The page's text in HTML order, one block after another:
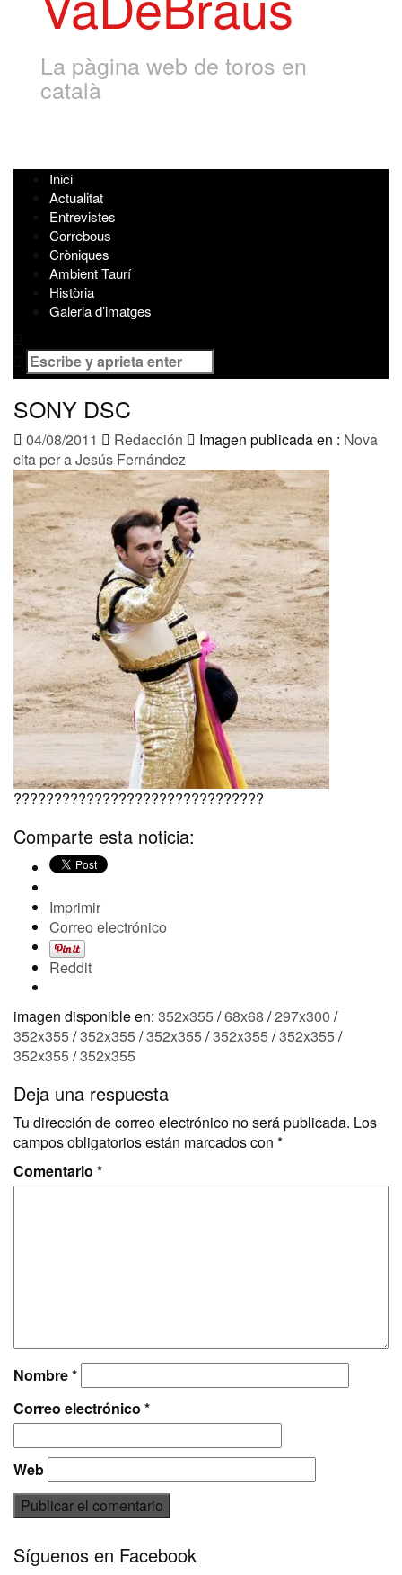
La pàgina web de toros en
català
Inici
Actualitat
Entrevistes
Correbous
Cròniques
Ambient Taurí
Història
Galeria d’imatges
Buscar
por:
SONY DSC
04/08/2011 Redacción Imagen publicada en : Nova
cita per a Jesús Fernández
???????????????????????????????
Comparte esta noticia:
Imprimir
Correo electrónico
Reddit
imagen disponible en: 352x355/68x68 /297x300 /
352x355/352x355/352x355/352x355/352x355/
352x355/352x355
Deja una respuesta
Tu dirección de correo electrónico no será publicada. Los
campos obligatorios están marcados con *
Comentario *
Nombre*
Correo electrónico *
Web
Síguenos en Facebook